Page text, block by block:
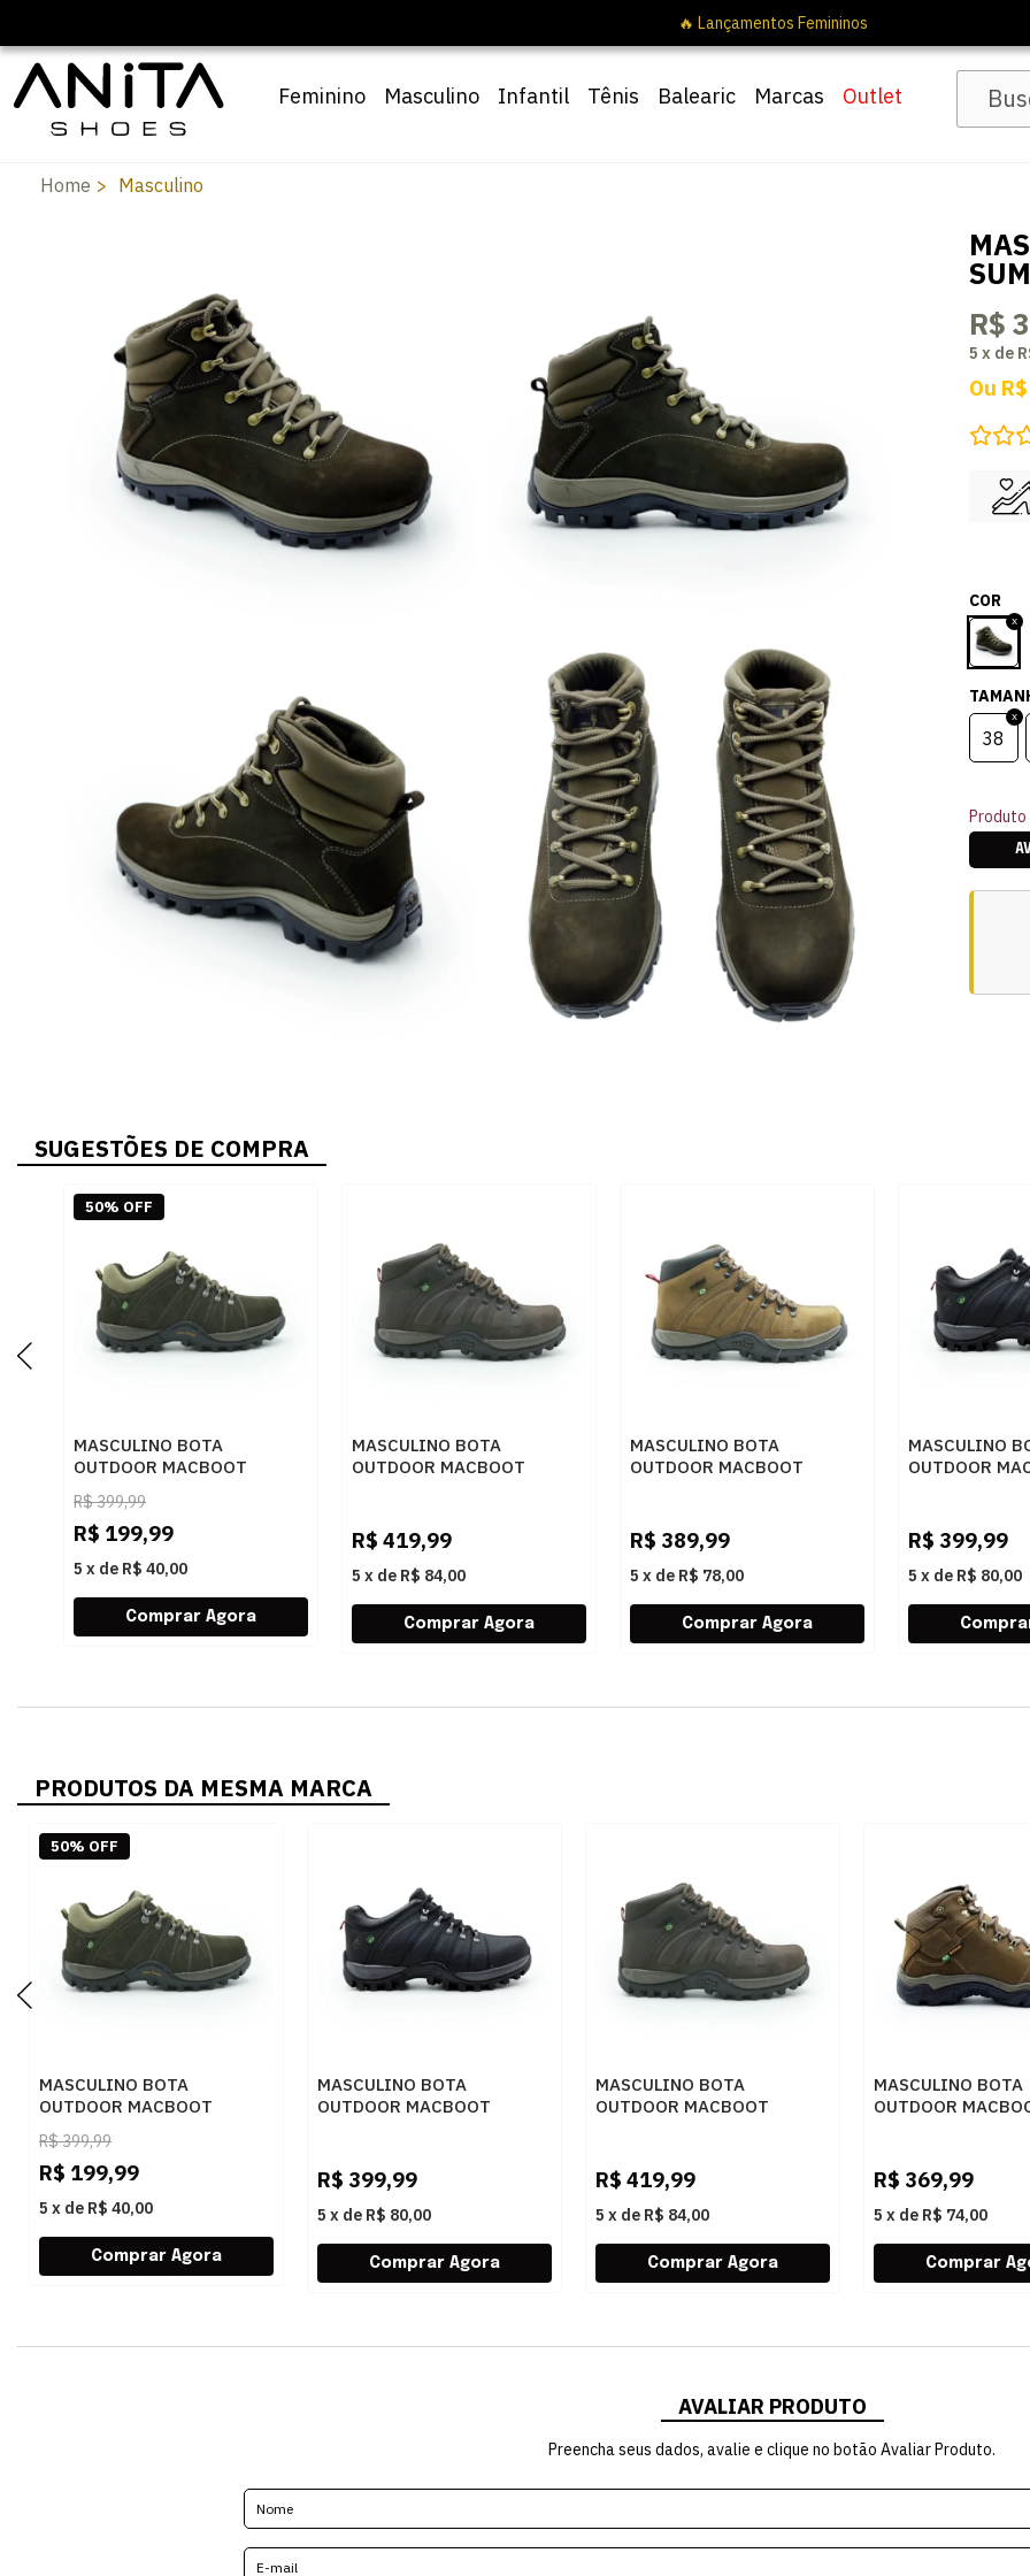
Feminino Masculino Infantil Tênis Balearic Marcas Outlet
Home Masculino
R$
5 x de
Ou
COR
38
SUGESTÕES DE COMPRA
MASCULINO BOTA
OUTDOOR MACBOOT
UIRAPURU 01 NOBUCK
BABACU
R$399,99
R$ 199,99
5 x de R$ 40,00
50% OFF
MASCULINO BOTA
OUTDOOR MACBOOT
R$ 419,99
5 x de R$ 84,00
MASCULINO BOTA
OUTDOOR MACBOOT
R$ 389,99
5 x de R$ 78,00
MASCULINO
OUTDOOR
R$ 399,99
5 x de R$ 80,00
PRODUTOS DA MESMA MARCA
MASCULINO BOTA
OUTDOOR MACBOOT
UIRAPURU 01 NOBUCK
BABACU
R$399,99
R$ 199,99
5 x de R$ 40,00
50% OFF
MASCULINO BOTA
OUTDOOR MACBOOT
R$ 399,99
5 x de R$ 80,00
MASCULINO BOTA
OUTDOOR MACBOOT
R$ 419,99
5 x de R$ 84,00
MASCULINO BOTA
OUTDOOR
R$ 369,99
5 x de R$ 74,00
AVALIAR PRODUTO
Preencha seus dados, avalie e clique no botão Avaliar Produto.